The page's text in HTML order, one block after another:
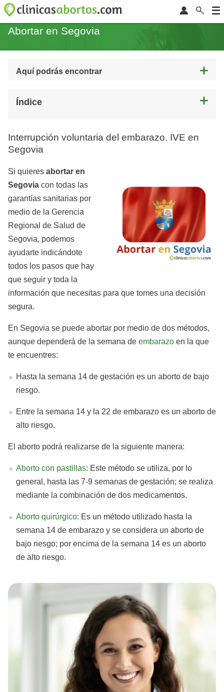
Abortar en Segovia
Aquí podrás encontrar
Índice
Interrupción voluntaria del embarazo. IVE en
Segovia
Si quieres abortar en
Segovia con todas las
garantías sanitarias por
medio de la Gerencia
Regional de Salud de
Segovia, podemos
ayudarte indicándote
todos los pasos que hay
que seguir y toda la
información que necesitas para que tomes una decisión
segura.
En Segovia se puede abortar por medio de dos métodos,
aunque dependerá de la semana de embarazo en la que
te encuentres:
Hasta la semana 14 de gestación es un aborto de bajo
riesgo.
Entre la semana 14 y la 22 de embarazo es un aborto de
alto riesgo.
El aborto podrá realizarse de la siguiente manera:
Aborto con pastillas: Este método se utiliza, por lo
general, hasta las 7-9 semanas de gestación; se realiza
mediante la combinación de dos medicamentos.
Aborto quirúrgico: Es un método utilizado hasta la
semana 14 de embarazo y se considera un aborto de
bajo riesgo; por encima de la semana 14 es un aborto
de alto riesgo.